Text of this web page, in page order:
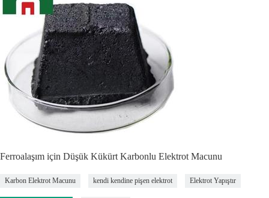
Ferroalaşım için Düşük Kükürt Karbonlu Elektrot Macunu
Karbon Elektrot Macunu kendi kendine pişen elektrot Elektrot Yapıştır